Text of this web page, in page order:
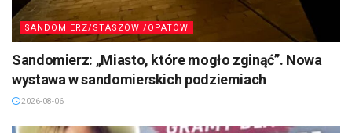
SANDOMIERZ/STASZÓW /OPATÓW
Sandomierz: „Miasto, które mogło zginąć”. Nowa
wystawa w sandomierskich podziemiach
2026-08-06